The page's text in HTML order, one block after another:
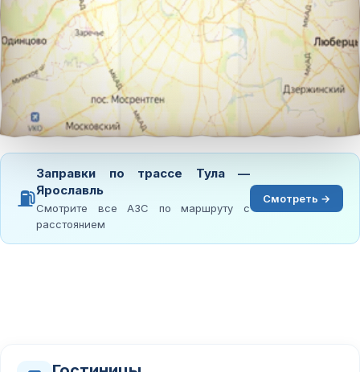
⛽
Заправки по трассе Тула —
Ярославль
Смотрите все АЗС по маршруту с
расстоянием
Смотреть →